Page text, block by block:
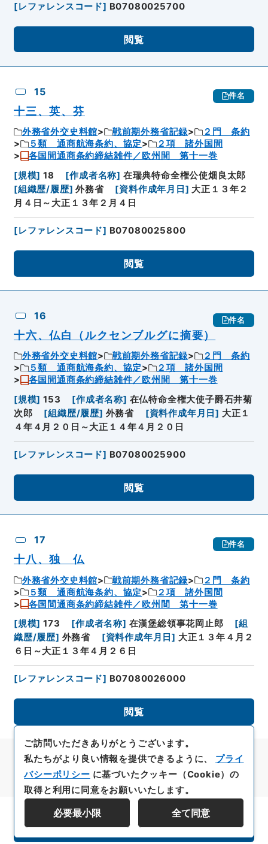
[レファレンスコード] B07080025700
閲覧
15 件名
十三、英、芬
外務省外交史料館 戦前期外務省記録
２門 条約
５類 通商航海条約、協定
２項 諸外国間
各国間通商条約締結雑件／欧州間 第十一巻
[規模] 18 [作成者名称] 在瑞典特命全権公使畑良太郎
[組織歴/履歴] 外務省 [資料作成年月日 ] 大正１３年２
月４日～大正１３年２月４日
[レファレンスコード] B07080025800
閲覧
16 件名
十六、仏白（ルクセンブルグに摘要）
外務省外交史料館 戦前期外務省記録
２門 条約
５類 通商航海条約、協定
２項 諸外国間
各国間通商条約締結雑件／欧州間 第十一巻
[規模] 153 [作成者名称] 在仏特命全権大使子爵石井菊
次郎
[組織歴/履歴] 外務省 [資料作成年月日] 大正１
４年４月２０日～大正１４年４月２０日
[レファレンスコード] B07080025900
閲覧
17 件名
十八、独 仏
外務省外交史料館 戦前期外務省記録
２門 条約
５類 通商航海条約、協定
２項 諸外国間
各国間通商条約締結雑件／欧州間 第十一巻
[規模] 173 [作成者名称] 在漢堡総領事花岡止郎 [組
織歴/履歴] 外務省 [資料作成年月日] 大正１３年４月２
６日～大正１３年４月２６日
[レファレンスコード] B07080026000
閲覧
資料群階層を表示する
ご訪問いただきありがとうございます。
私たちがより良い情報を提供できるように、 プライ
バシーポリシー に基づいたクッキー（Cookie）の
取得と利用に同意をお願いいたします。
必要最小限 全て同意